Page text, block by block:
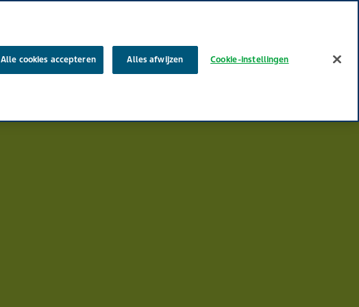
Alle cookies accepteren Alles afwijzen Cookie-instellingen